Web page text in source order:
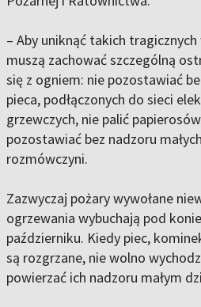
– Aby uniknąć takich
muszą zachować szczególną
się z ogniem: nie pozostawiać
pieca, podłączonych do sieci
grzewczych, nie palić
pozostawiać bez nadzoru
rozmówczyni.
Zazwyczaj pożary wywołane
ogrzewania wybuchają pod
październiku. Kiedy piec,
są rozgrzane, nie wolno
powierzać ich nadzoru małym